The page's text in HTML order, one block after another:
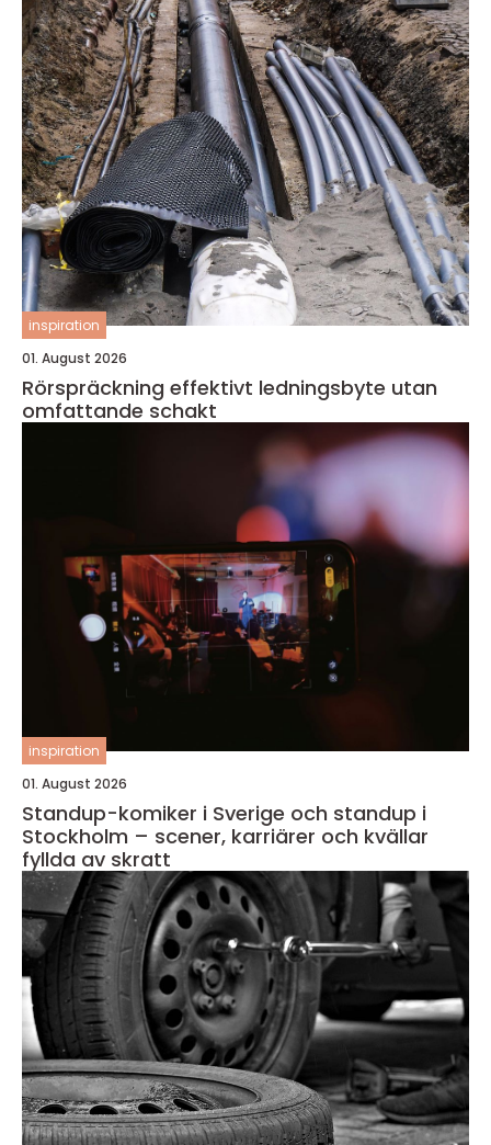
inspiration
01. August 2026
Rörspräckning effektivt ledningsbyte utan
omfattande schakt
inspiration
01. August 2026
Standup-komiker i Sverige och standup i
Stockholm – scener, karriärer och kvällar
fyllda av skratt